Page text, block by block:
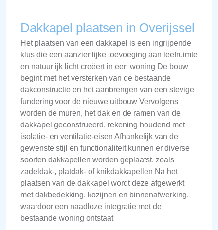
Dakkapel plaatsen in Overijssel
Het plaatsen van een dakkapel is een ingrijpende
klus die een aanzienlijke toevoeging aan leefruimte
en natuurlijk licht creëert in een woning De bouw
begint met het versterken van de bestaande
dakconstructie en het aanbrengen van een stevige
fundering voor de nieuwe uitbouw Vervolgens
worden de muren, het dak en de ramen van de
dakkapel geconstrueerd, rekening houdend met
isolatie- en ventilatie-eisen Afhankelijk van de
gewenste stijl en functionaliteit kunnen er diverse
soorten dakkapellen worden geplaatst, zoals
zadeldak-, platdak- of knikdakkapellen Na het
plaatsen van de dakkapel wordt deze afgewerkt
met dakbedekking, kozijnen en binnenafwerking,
waardoor een naadloze integratie met de
bestaande woning ontstaat